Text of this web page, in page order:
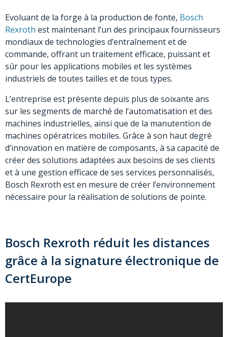
Evoluant de la forge à la production de fonte, Bosch
Rexroth est maintenant l’un des principaux fournisseurs
mondiaux de technologies d’entraînement et de
commande, offrant un traitement efficace, puissant et
sûr pour les applications mobiles et les systèmes
industriels de toutes tailles et de tous types.
L’entreprise est présente depuis plus de soixante ans
sur les segments de marché de l’automatisation et des
machines industrielles, ainsi que de la manutention de
machines opératrices mobiles. Grâce à son haut degré
d’innovation en matière de composants, à sa capacité de
créer des solutions adaptées aux besoins de ses clients
et à une gestion efficace de ses services personnalisés,
Bosch Rexroth est en mesure de créer l’environnement
nécessaire pour la réalisation de solutions de pointe.
Bosch Rexroth réduit les distances
grâce à la signature électronique de
CertEurope